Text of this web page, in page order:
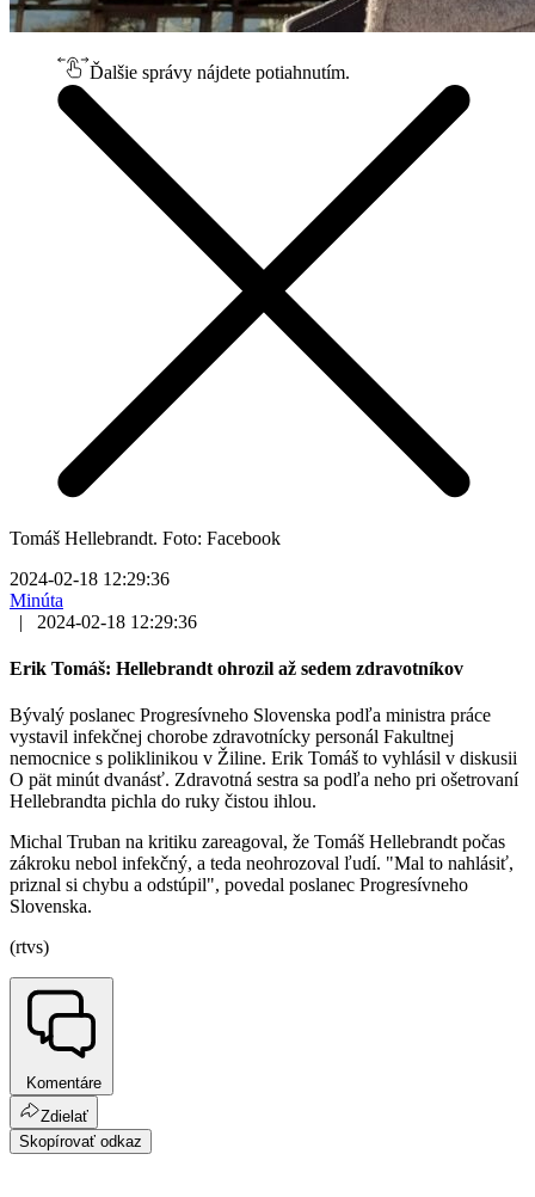
Ďalšie správy nájdete potiahnutím.
Tomáš Hellebrandt. Foto: Facebook
2024-02-18 12:29:36
Minúta
|
2024-02-18 12:29:36
Erik Tomáš: Hellebrandt ohrozil až sedem zdravotníkov
Bývalý poslanec Progresívneho Slovenska podľa ministra práce
vystavil infekčnej chorobe zdravotnícky personál Fakultnej
nemocnice s poliklinikou v Žiline. Erik Tomáš to vyhlásil v diskusii
O pät minút dvanásť. Zdravotná sestra sa podľa neho pri ošetrovaní
Hellebrandta pichla do ruky čistou ihlou.
Michal Truban na kritiku zareagoval, že Tomáš Hellebrandt počas
zákroku nebol infekčný, a teda neohrozoval ľudí. "Mal to nahlásiť,
priznal si chybu a odstúpil", povedal poslanec Progresívneho
Slovenska.
(rtvs)
Komentáre
Zdielať
Skopírovať odkaz